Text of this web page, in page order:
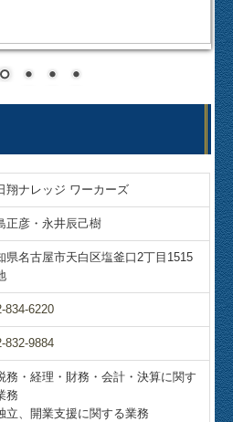
翔ナレッジ ワーカーズ
正彦・永井辰己樹
県名古屋市天白区塩釜口2丁目1515
834-6220
832-9884
務・経理・財務・会計・決算に関す
務
立、開業支援に関する業務